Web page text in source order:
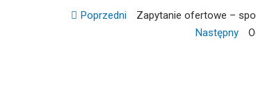
Nawigacja
Poprzedni
Previous
Zapytanie ofertowe –
Następny